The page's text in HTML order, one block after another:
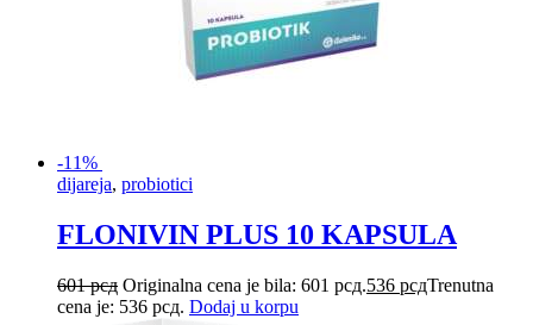
-11%
dijareja, probiotici
FLONIVIN PLUS 10 KAPSULA
601рсд Originalna cena je bila: 601 рсд.536 рсдTrenutna
cena je: 536 рсд. Dodaj u korpu